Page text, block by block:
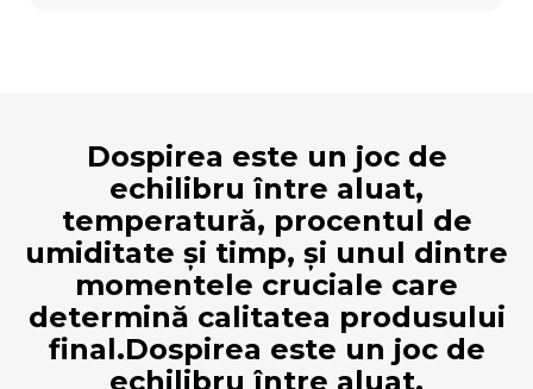
Dospirea este un joc de
echilibru între aluat,
temperatură, procentul de
umiditate și timp, și unul dintre
momentele cruciale care
determină calitatea produsului
final.Dospirea este un joc de
echilibru între aluat,